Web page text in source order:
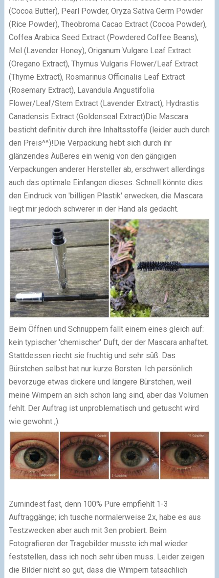
(Cocoa Butter), Pearl Powder, Oryza Sativa Germ Powder
(Rice Powder), Theobroma Cacao Extract (Cocoa Powder),
Coffea Arabica Seed Extract (Powdered Coffee Beans),
Mel (Lavender Honey), Origanum Vulgare Leaf Extract
(Oregano Extract), Thymus Vulgaris Flower/Leaf Extract
(Thyme Extract), Rosmarinus Officinalis Leaf Extract
(Rosemary Extract), Lavandula Angustifolia
Flower/Leaf/Stem Extract (Lavender Extract), Hydrastis
Canadensis Extract (Goldenseal Extract) Die Mascara
besticht definitiv durch ihre Inhaltsstoffe (leider auch durch
den Preis^^)! Die Verpackung hebt sich durch ihr
glänzendes Äußeres ein wenig von den gängigen
Verpackungen anderer Hersteller ab, erschwert allerdings
auch das optimale Einfangen dieses. Schnell könnte dies
den Eindruck von 'billigen Plastik' erwecken, die Mascara
liegt mir jedoch schwerer in der Hand als gedacht.
Beim Öffnen und Schnuppern fällt einem eines gleich auf:
kein typischer 'chemischer' Duft, der der Mascara anhaftet.
Stattdessen riecht sie fruchtig und sehr süß. Das
Bürstchen selbst hat nur kurze Borsten. Ich persönlich
bevorzuge etwas dickere und längere Bürstchen, weil
meine Wimpern an sich schon lang sind, aber das Volumen
fehlt. Der Auftrag ist unproblematisch und getuscht wird
wie gewohnt ;).
Zumindest fast, denn 100% Pure empfiehlt 1-3
Auftraggänge; ich tusche normalerweise 2x, habe es aus
Testzwecken aber auch mit 3en probiert. Beim
Fotografieren der Tragebilder musste ich mal wieder
feststellen, dass ich noch sehr üben muss. Leider zeigen
die Bilder nicht so gut, dass die Wimpern tatsächlich